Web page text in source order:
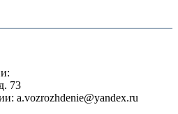
73
a.vozrozhdenie@yandex.ru